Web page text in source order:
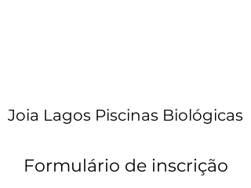
Joia Lagos Piscinas Biológicas
Formulário de inscrição